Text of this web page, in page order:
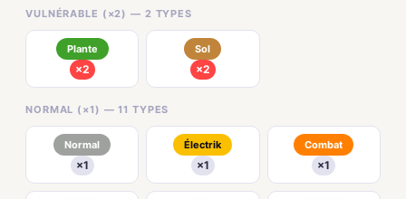
VULNÉRABLE (×2) — 2 TYPES
Plante
×2
Sol
×2
NORMAL (×1) — 11 TYPES
Normal
×1
Électrik
×1
Combat
×1